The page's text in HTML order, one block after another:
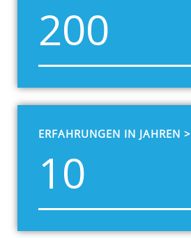
200
ERFAHRUNGEN IN JAHREN >
10